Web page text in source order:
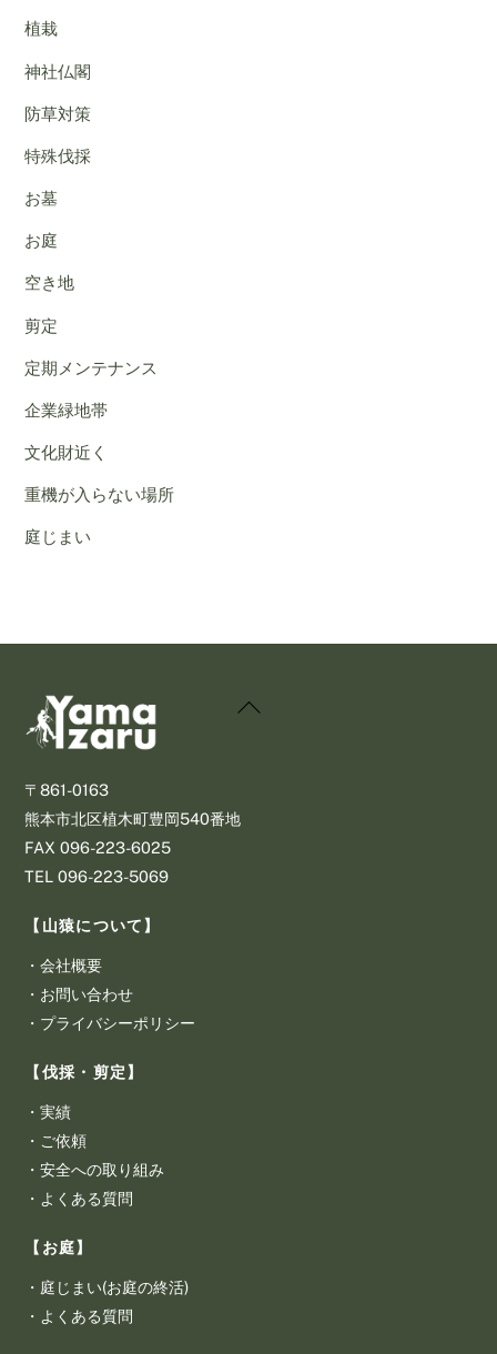
植栽
神社仏閣
防草対策
特殊伐採
お墓
お庭
空き地
剪定
定期メンテナンス
企業緑地帯
文化財近く
重機が入らない場所
庭じまい
Back
〒861-0163
熊本市北区植木町豊岡540番地
​FAX 096-223-6025
​TEL 096-223-5069
【山猿について】
・会社概要
・ お問い合わせ
・ プライバシーポリシー
【伐採・剪定】
・実績
・ ご依頼
・安全への取り組み
・ よくある質問
【お庭】
・ 庭じまい(お庭の終活)
・ よくある質問